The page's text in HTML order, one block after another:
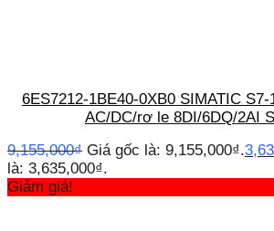
6ES7212-1BE40-0XB0 SIMATIC
AC/DC/rơ le 8DI/6DQ/2AI
9,155,000₫ Giá gốc là: 9,155,000₫.
là: 3,635,000₫.
Giảm giá!